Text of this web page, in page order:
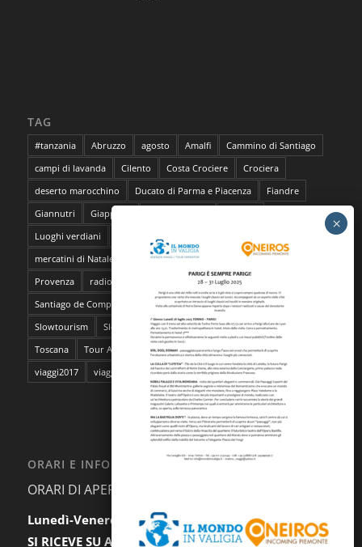
TAG
#tanzania Abruzzo agosto Amalfi
Cammino di Santiago
campi di lavanda
Cilento Costa Crociere
Crociera
deserto marocchino
Ducato di Parma e Piacenza
Fiandre
Giannutri
Giappone
Luoghi verdiani
mercatini di Natale
napoli pantelleria Parma
Pescara
Provenza
radioMBun safari fotografico
Santiago de Compostela
sentieri dell'ocra Sicilia
Siti Unesco
Slowtourism
Slow Trekking Soggiorno a Ischia
Stoccolma
Toscana
Tour Abruzzo tour Giappone viaggi
viaggi2016
viaggi2017
viaggi da film
ORARI E INFORMAZIONI
ORARI DI APERTURA AL PUBBLICO:
Lunedì-Venerdì:
9.30-12.30 / 15.00-18.00
SI RICEVE SU APPUNTAMENTO